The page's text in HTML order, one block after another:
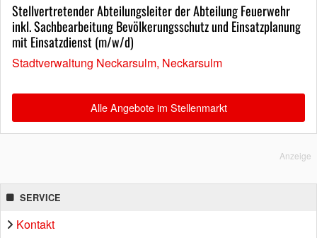
Stellvertretender Abteilungsleiter der Abteilung Feuerwehr
inkl. Sachbearbeitung Bevölkerungsschutz und Einsatzplanung
mit Einsatzdienst (m/w/d)
Stadtverwaltung Neckarsulm, Neckarsulm
Alle Angebote im Stellenmarkt
Anzeige
SERVICE
Kontakt